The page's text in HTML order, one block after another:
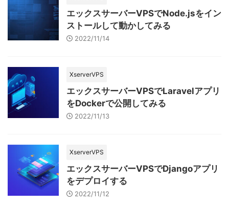
エックスサーバーVPSでNode.jsをイン
ストールして動かしてみる
2022/11/14
XserverVPS
エックスサーバーVPSでLaravelアプリ
をDockerで公開してみる
2022/11/13
XserverVPS
エックスサーバーVPSでDjangoアプリ
をデプロイする
2022/11/12